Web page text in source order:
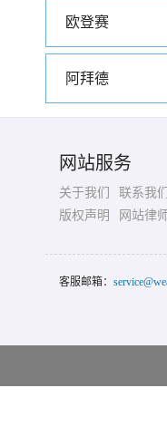
欧登赛
阿拜德
网站服务
关于我们 联系我们
版权声明
网站律
客服邮箱：